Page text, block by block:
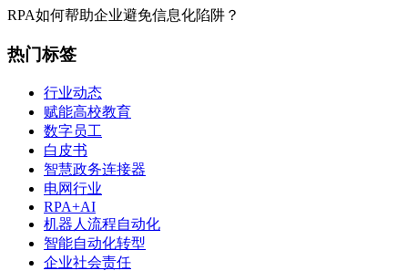
RPA如何帮助企业避免信息化陷阱？
热门标签
行业动态
赋能高校教育
数字员工
白皮书
智慧政务连接器
电网行业
RPA+AI
机器人流程自动化
智能自动化转型
企业社会责任